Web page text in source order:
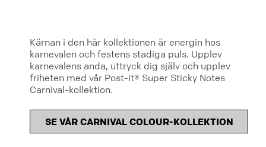
Kärnan i den här kollektionen är energin hos
karnevalen och festens stadiga puls. Upplev
karnevalens anda, uttryck dig själv och upplev
friheten med vår Post-it® Super Sticky Notes
Carnival-kollektion.
SE VÅR CARNIVAL COLOUR-KOLLEKTION